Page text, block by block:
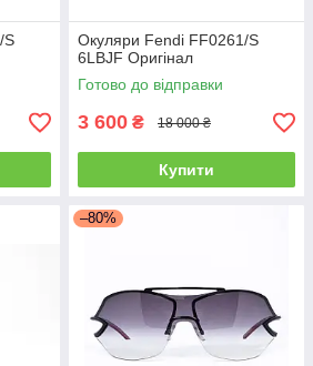
S
Окуляри Fendi FF0261/S
6LBJF Оригінал
Готово до відправки
3 600 ₴ 18 000 ₴
Купити
–80%